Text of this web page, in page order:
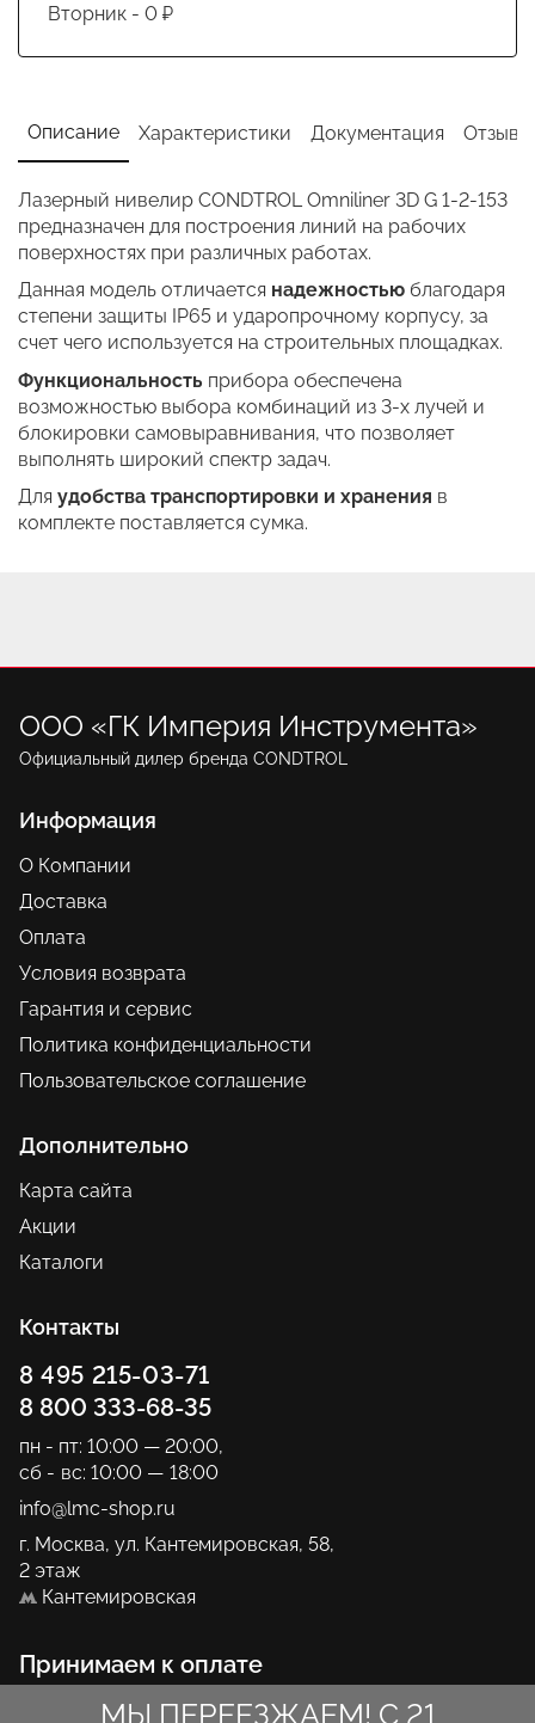
Описание Характеристики Документация Отзывы
Лазерный нивелир CONDTROL Omniliner 3D G 1-2-153
предназначен для построения линий на рабочих
поверхностях при различных работах.
Данная модель отличается надежностью благодаря
степени защиты IP65 и ударопрочному корпусу, за
счет чего используется на строительных площадках.
Функциональность прибора обеспечена
возможностью выбора комбинаций из 3-х лучей и
блокировки самовыравнивания, что позволяет
выполнять широкий спектр задач.
Для удобства транспортировки и хранения в
комплекте поставляется сумка.
Вторник - 0 ₽
МЫ ПЕРЕЕЗЖАЕМ! С 21
ООО «ГК Империя Инструмента»
Официальный дилер бренда CONDTROL
Информация
О Компании
Доставка
Оплата
Условия возврата
Гарантия и сервис
Политика конфиденциальности
Пользовательское соглашение
Дополнительно
Карта сайта
Акции
Каталоги
Контакты
8 495 215-03-71
8 800 333-68-35
пн - пт: 10:00 — 20:00,
сб - вс: 10:00 — 18:00
info@lmc-shop.ru
г. Москва, ул. Кантемировская, 58,
2 этаж
Кантемировская
Принимаем к оплате